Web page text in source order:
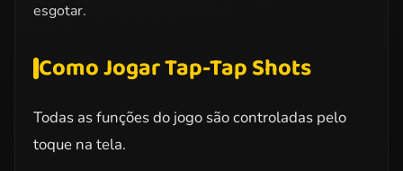
esgotar.
Como Jogar Tap-Tap Shots
Todas as funções do jogo são controladas pelo
toque na tela.